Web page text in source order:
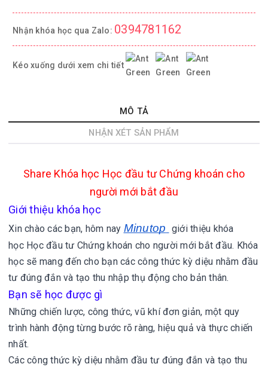
Nhận khóa học qua Zalo: 0394781162
Kéo xuống dưới xem chi tiết
MÔ TẢ
NHẬN XÉT SẢN PHẨM
Share Khóa học Học đầu tư Chứng khoán cho
người mới bắt đầu
Giới thiệu khóa học
Xin chào các bạn, hôm nay Minutop giới thiệu khóa
học Học đầu tư Chứng khoán cho người mới bắt đầu. Khóa
học sẽ mang đến cho bạn các công thức kỳ diệu nhằm đầu
tư đúng đắn và tạo thu nhập thụ động cho bản thân.
Bạn sẽ học được gì
Những chiến lược, công thức, vũ khí đơn giản, một quy
trình hành động từng bước rõ ràng, hiệu quả và thực chiến
nhất.
Các công thức kỳ diệu nhằm đầu tư đúng đắn và tạo thu